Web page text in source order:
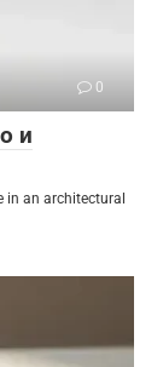
0
и
in an architectural